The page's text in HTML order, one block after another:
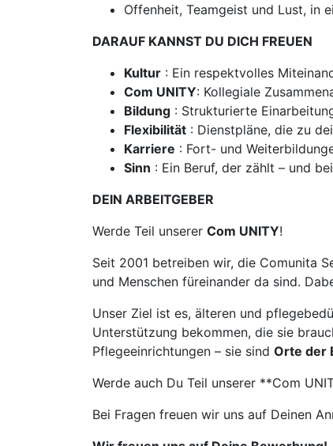
Offenheit, Teamgeist und Lust, in
DARAUF KANNST DU DICH FREUEN
Kultur : Ein respektvolles
Com UNITY: Kollegiale
Bildung : Strukturierte
Flexibilität : Dienstpläne, die zu
Karriere : Fort- und
Sinn : Ein Beruf, der zählt – und
DEIN ARBEITGEBER
Werde Teil unserer Com UNITY!
Seit 2001 betreiben wir, die Comunita
und Menschen füreinander da sind.
Unser Ziel ist es, älteren und
Unterstützung bekommen, die sie
Pflegeeinrichtungen – sie sind Orte der
Werde auch Du Teil unserer **Com
Bei Fragen freuen wir uns auf Deinen